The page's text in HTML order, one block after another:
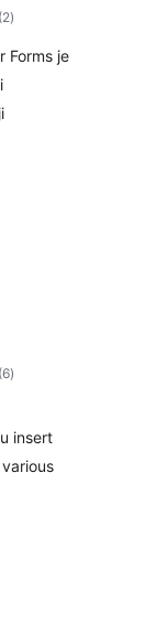
(2مجموعی
درجہ
)
Forms je
(6مجموعی
درجہ
)
insert